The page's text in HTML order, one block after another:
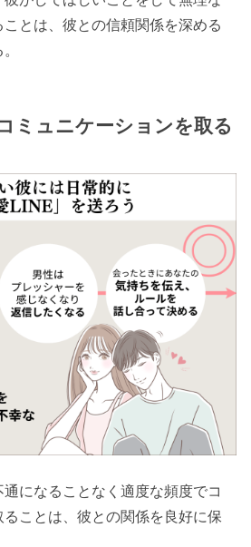
ことは、彼との信頼関係を深める
ミュニケーションを取る
になることなく適度な頻度でコ
ることは、彼との関係を良好に保